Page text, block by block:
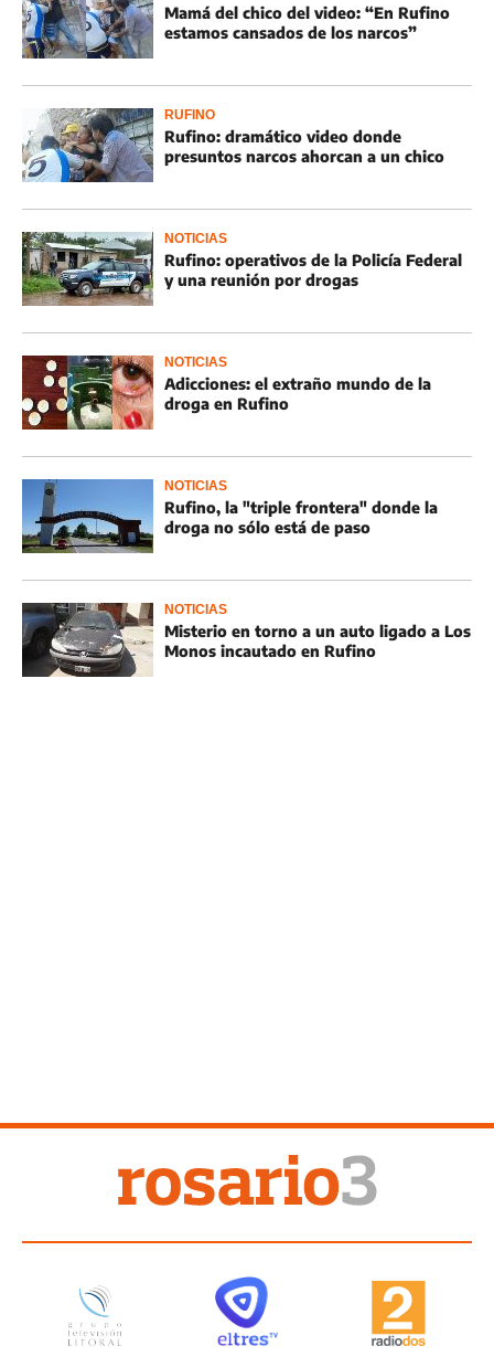
Mamá del chico del video: “En Rufino
estamos cansados de los narcos”
RUFINO
Rufino: dramático video donde
presuntos narcos ahorcan a un chico
NOTICIAS
Rufino: operativos de la Policía Federal
y una reunión por drogas
NOTICIAS
Adicciones: el extraño mundo de la
droga en Rufino
NOTICIAS
Rufino, la "triple frontera" donde la
droga no sólo está de paso
NOTICIAS
Misterio en torno a un auto ligado a Los
Monos incautado en Rufino